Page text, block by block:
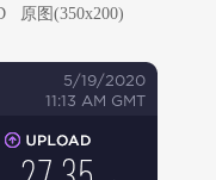
原图(350x200)